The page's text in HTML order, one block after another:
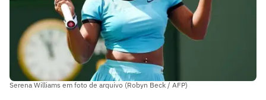
Serena Williams em foto de arquivo (Robyn Beck / AFP)